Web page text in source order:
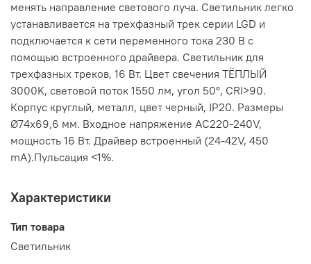
менять направление светового луча. Светильник легко
устанавливается на трехфазный трек серии LGD и
подключается к сети переменного тока 230 В с
помощью встроенного драйвера. Светильник для
трехфазных треков, 16 Вт. Цвет свечения ТЁПЛЫЙ
3000K, световой поток 1550 лм, угол 50°, CRI>90.
Корпус круглый, металл, цвет черный, IP20. Размеры
Ø74x69,6 мм. Входное напряжение AC220-240V,
мощность 16 Вт. Драйвер встроенный (24-42V, 450
mA).Пульсация <1%.
Характеристики
Тип товара
Светильник